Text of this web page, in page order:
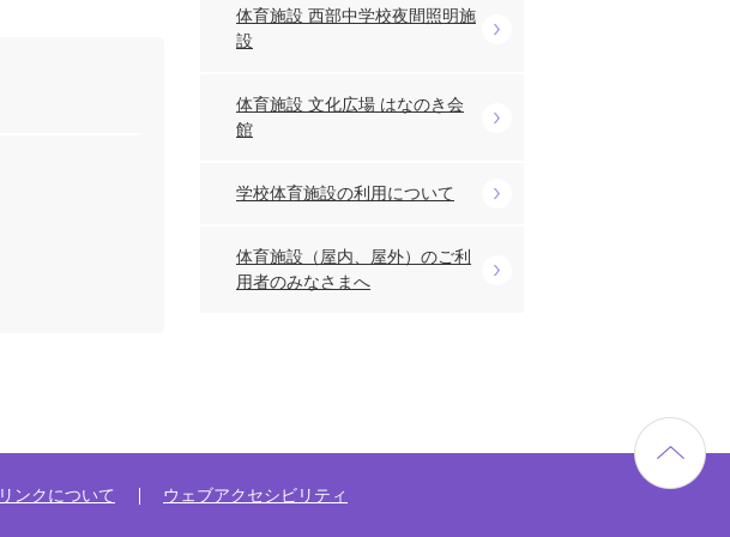
体育施設 西部中学校夜間照明施
設
体育施設 文化広場 はなのき会
館
学校体育施設の利用について
体育施設（屋内、屋外）のご利
用者のみなさまへ
リンクについて ウェブアクセシビリティ